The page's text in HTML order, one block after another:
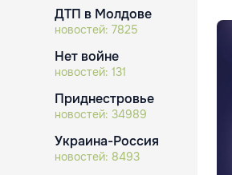
ДТП в Молдове
новостей: 7825
Нет войне
новостей: 131
Приднестровье
новостей: 34989
Украина-Россия
новостей: 8493